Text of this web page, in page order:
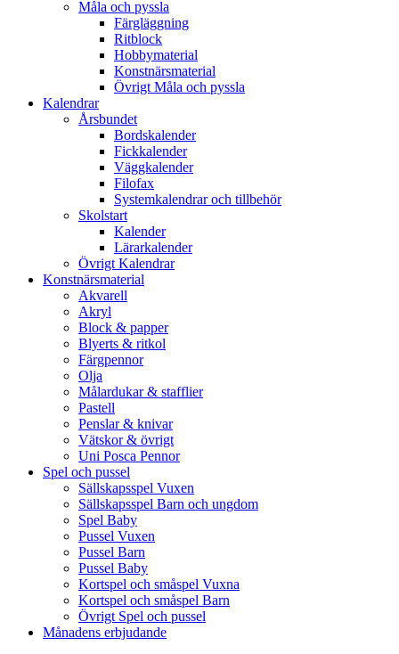
Måla och pyssla
Färgläggning
Ritblock
Hobbymaterial
Konstnärsmaterial
Övrigt Måla och pyssla
Kalendrar
Årsbundet
Bordskalender
Fickkalender
Väggkalender
Filofax
Systemkalendrar och tillbehör
Skolstart
Kalender
Lärarkalender
Övrigt Kalendrar
Konstnärsmaterial
Akvarell
Akryl
Block & papper
Blyerts & ritkol
Färgpennor
Olja
Målardukar & stafflier
Pastell
Penslar & knivar
Vätskor & övrigt
Uni Posca Pennor
Spel och pussel
Sällskapsspel Vuxen
Sällskapsspel Barn och ungdom
Spel Baby
Pussel Vuxen
Pussel Barn
Pussel Baby
Kortspel och småspel Vuxna
Kortspel och småspel Barn
Övrigt Spel och pussel
Månadens erbjudande